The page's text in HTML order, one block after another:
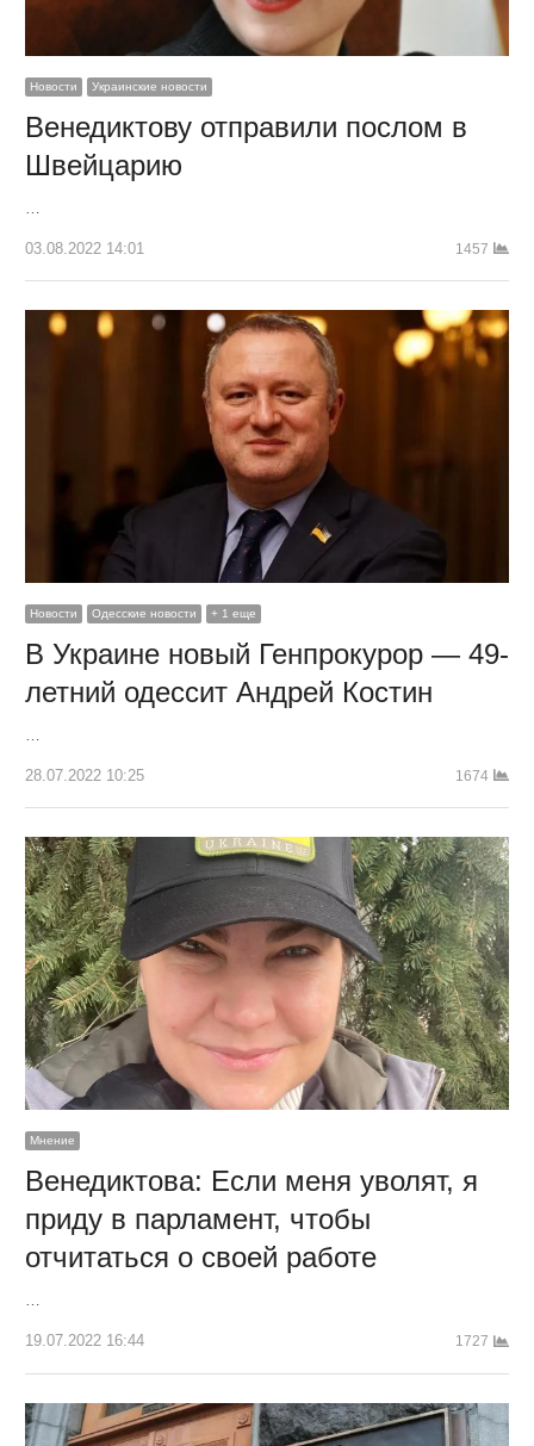
Новости Украинские новости
Венедиктову отправили послом в
Швейцарию
03.08.2022 14:01 1457
Новости Одесские новости + 1 еще
В Украине новый Генпрокурор — 49-
летний одессит Андрей Костин
28.07.2022 10:25 1674
Мнение
Венедиктова: Если меня уволят, я
приду в парламент, чтобы
отчитаться о своей работе
19.07.2022 16:44 1727